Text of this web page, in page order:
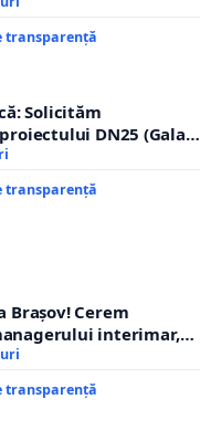
transparență
Solicităm
DN25 (Galați
prin devierea
localităților!
transparență
Brașov! Cerem
interimar,
Marius!
transparență